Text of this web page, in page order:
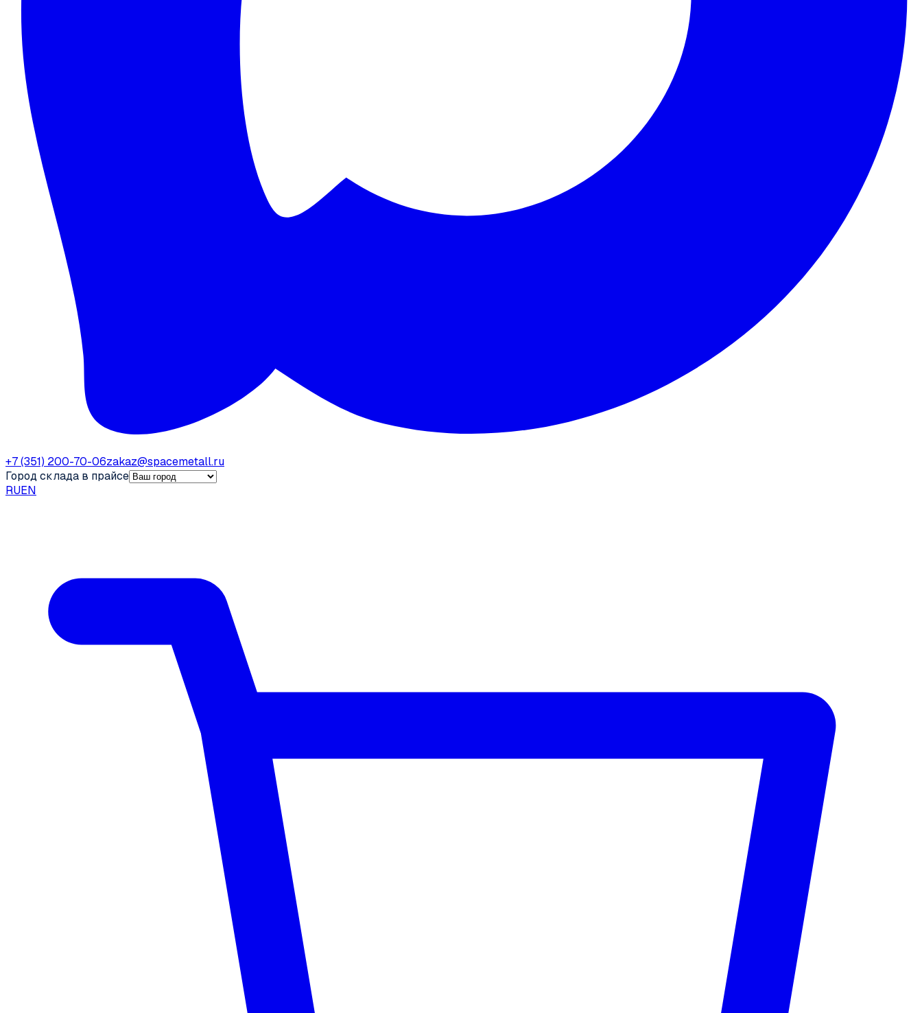
+7 (351) 200-70-06zakaz@spacemetall.ru
Город склада в прайсе
RUEN